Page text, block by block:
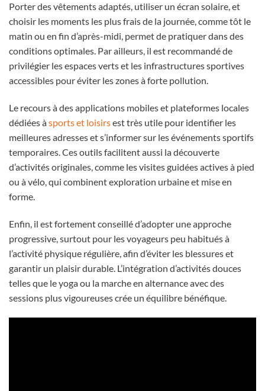
Porter des vêtements adaptés, utiliser un écran solaire, et
choisir les moments les plus frais de la journée, comme tôt le
matin ou en fin d’après-midi, permet de pratiquer dans des
conditions optimales. Par ailleurs, il est recommandé de
privilégier les espaces verts et les infrastructures sportives
accessibles pour éviter les zones à forte pollution.
Le recours à des applications mobiles et plateformes locales
dédiées àsports et loisirsest très utile pour identifier les
meilleures adresses et s’informer sur les événements sportifs
temporaires. Ces outils facilitent aussi la découverte
d’activités originales, comme les visites guidées actives à pied
ou à vélo, qui combinent exploration urbaine et mise en
forme.
Enfin, il est fortement conseillé d’adopter une approche
progressive, surtout pour les voyageurs peu habitués à
l’activité physique régulière, afin d’éviter les blessures et
garantir un plaisir durable. L’intégration d’activités douces
telles que le yoga ou la marche en alternance avec des
sessions plus vigoureuses crée un équilibre bénéfique.